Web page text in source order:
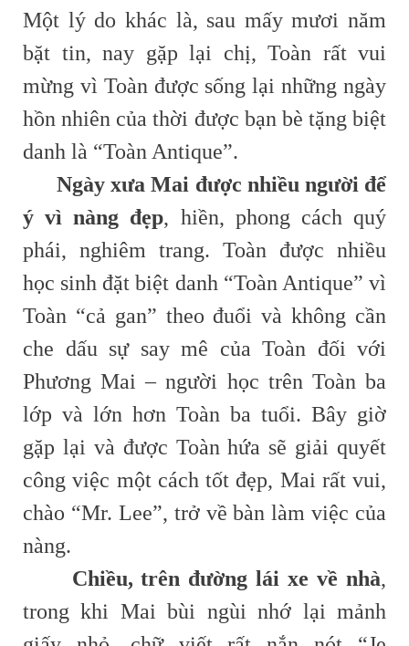
Một lý do khác là, sau mấy mươi năm
bặt tin, nay gặp lại chị, Toàn rất vui
mừng vì Toàn được sống lại những ngày
hồn nhiên của thời được bạn bè tặng biệt
danh là “Toàn Antique”.
Ngày xưa Mai được nhiều người để
ý vì nàng đẹp, hiền, phong cách quý
phái, nghiêm trang. Toàn được nhiều
học sinh đặt biệt danh “Toàn Antique” vì
Toàn “cả gan” theo đuổi và không cần
che dấu sự say mê của Toàn đối với
Phương Mai – người học trên Toàn ba
lớp và lớn hơn Toàn ba tuổi. Bây giờ
gặp lại và được Toàn hứa sẽ giải quyết
công việc một cách tốt đẹp, Mai rất vui,
chào “Mr. Lee”, trở về bàn làm việc của
nàng.
Chiều, trên đường lái xe về nhà,
trong khi Mai bùi ngùi nhớ lại mảnh